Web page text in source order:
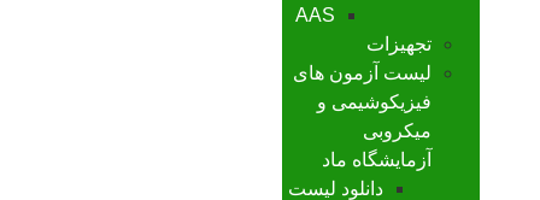
AAS
تجهیزات
لیست آزمون های
فیزیکوشیمی و
میکروبی
آزمایشگاه ماد
دانلود لیست